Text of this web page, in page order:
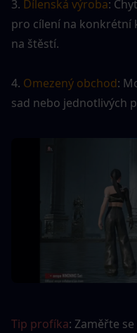
3. Dílenská výroba:
pro cílení na konkrétní
na štěstí.
4. Omezený obchod:
sad nebo jednotlivých
Tip profíka: Zaměřte